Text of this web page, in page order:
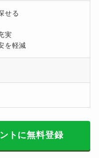
せる
実
を軽減
トに無料登録